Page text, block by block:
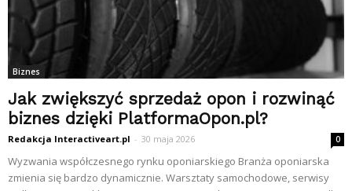
Biznes
Jak zwiększyć sprzedaż opon i rozwinąć
biznes dzięki PlatformaOpon.pl?
Redakcja Interactiveart.pl - 30 maja 2026 0
Wyzwania współczesnego rynku oponiarskiego Branża oponiarska
zmienia się bardzo dynamicznie. Warsztaty samochodowe, serwisy